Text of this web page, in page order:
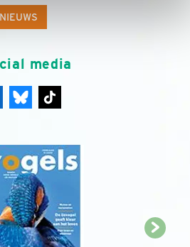
media